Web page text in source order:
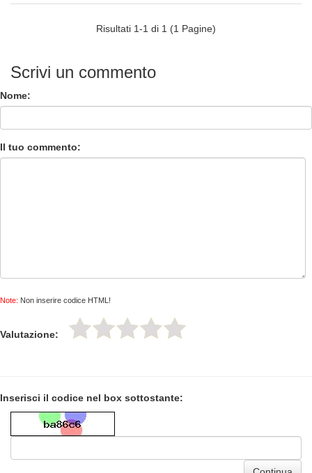
Risultati 1-1 di 1 (1 Pagine)
Scrivi un commento
Nome:
Il tuo commento:
Note: Non inserire codice HTML!
Valutazione:
Inserisci il codice nel box sottostante: